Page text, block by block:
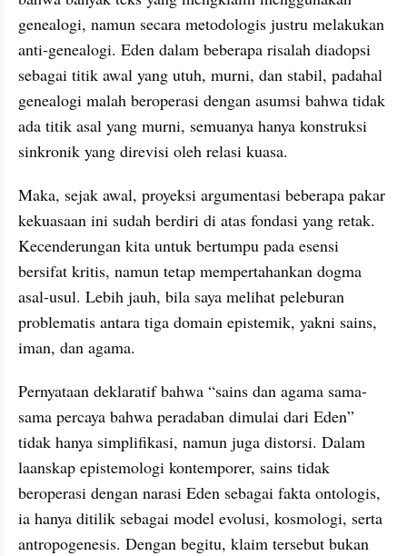
genealogi, namun secara metodologis justru melakukan
anti-genealogi. Eden dalam beberapa risalah diadopsi
sebagai titik awal yang utuh, murni, dan stabil, padahal
genealogi malah beroperasi dengan asumsi bahwa tidak
ada titik asal yang murni, semuanya hanya konstruksi
sinkronik yang direvisi oleh relasi kuasa.
Maka, sejak awal, proyeksi argumentasi beberapa pakar
kekuasaan ini sudah berdiri di atas fondasi yang retak.
Kecenderungan kita untuk bertumpu pada esensi
bersifat kritis, namun tetap mempertahankan dogma
asal-usul. Lebih jauh, bila saya melihat peleburan
problematis antara tiga domain epistemik, yakni sains,
iman, dan agama.
Pernyataan deklaratif bahwa “sains dan agama sama-
sama percaya bahwa peradaban dimulai dari Eden”
tidak hanya simplifikasi, namun juga distorsi. Dalam
laanskap epistemologi kontemporer, sains tidak
beroperasi dengan narasi Eden sebagai fakta ontologis,
ia hanya ditilik sebagai model evolusi, kosmologi, serta
antropogenesis. Dengan begitu, klaim tersebut bukan